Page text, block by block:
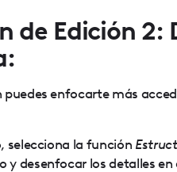
de Edición 2:
enfocarte más
la función
y desenfocar los detalles